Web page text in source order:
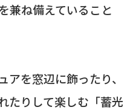
兼ね備えていること
を窓辺に飾ったり、
たりして楽しむ「蓄光